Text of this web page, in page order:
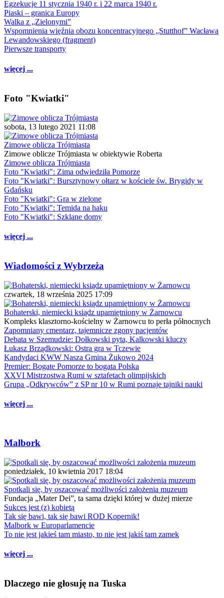
Egzekucje 11 stycznia 1940 r. i 22 marca 1940 r.
Piaski – granica Europy
Walka z „Zielonymi”
Wspomnienia więźnia obozu koncentracyjnego „Stutthof” Wacława
Lewandowskiego (fragment)
Pierwsze transporty
więcej ...
Foto "Kwiatki"
sobota, 13 lutego 2021 11:08
Zimowe oblicza Trójmiasta
Zimowe oblicze Trójmiasta w obiektywie Roberta
Zimowe oblicza Trójmiasta
Foto "Kwiatki": Zima odwiedziła Pomorze
Foto "Kwiatki": Bursztynowy ołtarz w kościele św. Brygidy w
Gdańsku
Foto "Kwiatki": Gra w zielone
Foto "Kwiatki": Temida na haku
Foto "Kwiatki": Szklane domy
więcej ...
Wiadomości z Wybrzeża
czwartek, 18 września 2025 17:09
Bohaterski, niemiecki ksiądz upamiętniony w Żarnowcu
Kompleks klasztorno-kościelny w Żarnowcu to perła północnych
Zapomniany cmentarz, tajemnicze zgony pacjentów
Debata w Szemudzie: Dołkowski pyta, Kalkowski kluczy
Łukasz Brządkowski: Ostra gra w Tczewie
Kandydaci KWW Nasza Gmina Żukowo 2024
Premier: Bogate Pomorze to bogata Polska
XXVI Mistrzostwa Rumi w sztafetach olimpijskich
Grupa „Odkrywców” z SP nr 10 w Rumi poznaje tajniki nauki
więcej ...
Malbork
poniedziałek, 10 kwietnia 2017 18:04
Spotkali się, by oszacować możliwości założenia muzeum
Fundacja „Mater Dei”, ta sama dzięki której w dużej mierze
Sukces jest (z) kobietą
Tak się bawi, tak się bawi ROD Kopernik!
Malbork w Europarlamencie
To nie jest jakieś tam miasto, to nie jest jakiś tam zamek
więcej ...
Dlaczego nie głosuję na Tuska